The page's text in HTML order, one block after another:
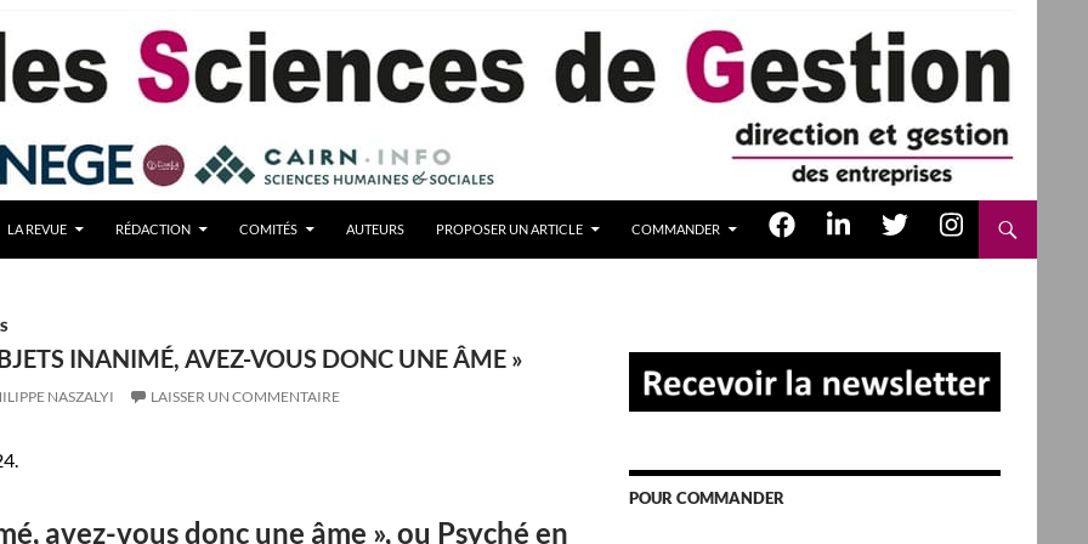
LA REVUE RÉDACTION COMITÉS AUTEURS PROPOSER UN ARTICLE COMMANDER
INANIMÉ, AVEZ-VOUS DONC UNE ÂME »
NASZALYI LAISSER UN COMMENTAIRE
avez-vous donc une âme », ou Psyché en
POUR COMMANDER